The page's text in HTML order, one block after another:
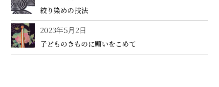
絞り染めの技法
2023年5月2日
子どものきものに願いをこめて